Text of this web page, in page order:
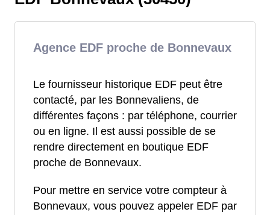
Agence EDF proche de Bonnevaux
Le fournisseur historique EDF peut être
contacté, par les Bonnevaliens, de
différentes façons : par téléphone, courrier
ou en ligne. Il est aussi possible de se
rendre directement en boutique EDF
proche de Bonnevaux.
Pour mettre en service votre compteur à
Bonnevaux, vous pouvez appeler EDF par